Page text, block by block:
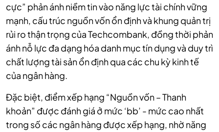
cực” phản ánh niềm tin vào năng lực tài chính vững
mạnh, cấu trúc nguồn vốn ổn định và khung quản trị
rủi ro thận trọng của Techcombank, đồng thời phản
ánh nỗ lực đa dạng hóa danh mục tín dụng và duy trì
chất lượng tài sản ổn định qua các chu kỳ kinh tế
của ngân hàng.
Đặc biệt, điểm xếp hạng “Nguồn vốn – Thanh
khoản” được đánh giá ở mức ‘bb’ - mức cao nhất
trong số các ngân hàng được xếp hạng, nhờ năng